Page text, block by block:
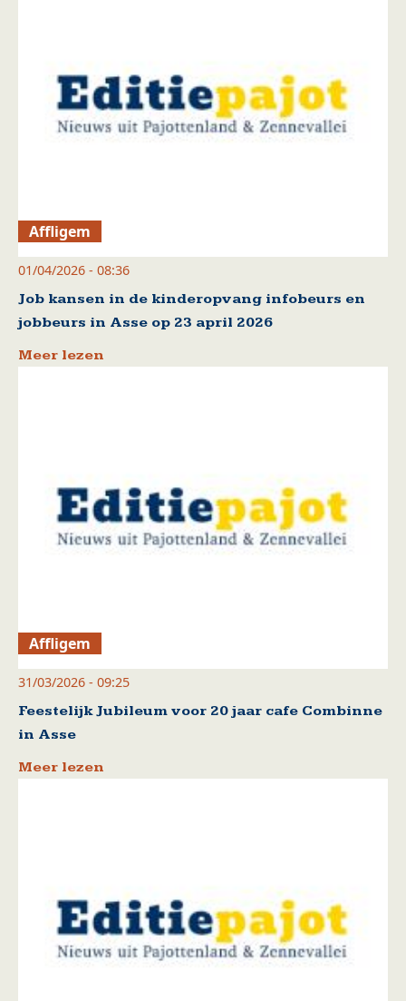
Affligem
01/04/2026 - 08:36
Job kansen in de kinderopvang infobeurs en
jobbeurs in Asse op 23 april 2026
Meer lezen
Affligem
31/03/2026 - 09:25
Feestelijk Jubileum voor 20 jaar cafe Combinne
in Asse
Meer lezen